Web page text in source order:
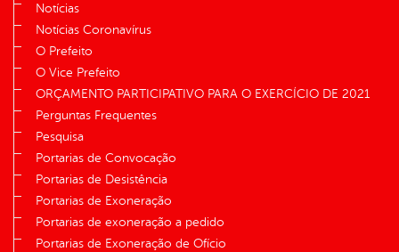
Notícias
Notícias Coronavírus
O Prefeito
O Vice Prefeito
ORÇAMENTO PARTICIPATIVO PARA O EXERCÍCIO DE 2021
Perguntas Frequentes
Pesquisa
Portarias de Convocação
Portarias de Desistência
Portarias de Exoneração
Portarias de exoneração a pedido
Portarias de Exoneração de Ofício